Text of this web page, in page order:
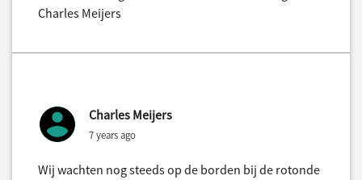
Charles Meijers
Charles Meijers
7 years ago
Wij wachten nog steeds op de borden bij de rotonde